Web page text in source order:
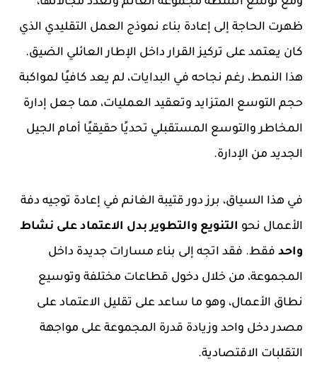
ظهرت الحاجة إلى إعادة بناء نموذج العمل التقليدي الذي
كان يعتمد على تركيز القرار داخل الإطار العائلي الضيق.
هذا النمط، رغم نجاحه في البدايات، لم يعد كافيًا لمواكبة
حجم التوسع المتزايد وتعقيد العمليات، مما جعل إدارة
المخاطر والتوسع المستقبلي تحديًا حقيقيًا أمام الجيل
الجديد من الإدارة.
في هذا السياق، برز دور قتيبة الغانم في إعادة توجيه دفة
الأعمال نحو التنويع والتطوير بدل الاعتماد على نشاط
واحد فقط. فقد اتجه إلى بناء مسارات جديدة داخل
المجموعة، من خلال دخول قطاعات مختلفة وتوسيع
نطاق الأعمال، وهو ما ساعد على تقليل الاعتماد على
مصدر دخل واحد وزيادة قدرة المجموعة على مواجهة
التقلبات الاقتصادية.